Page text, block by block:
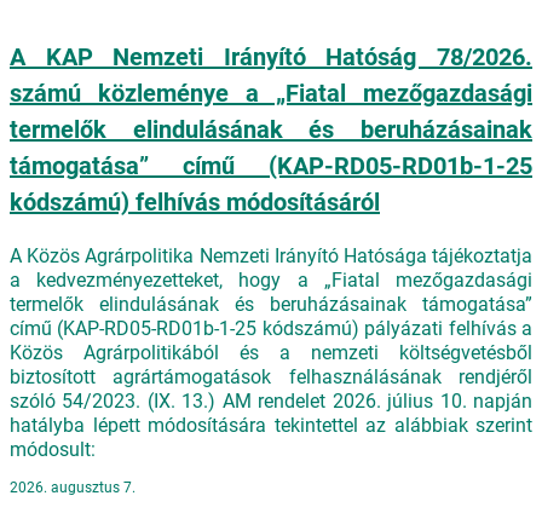
A KAP Nemzeti Irányító Hatóság 78/2026.
számú közleménye a „Fiatal mezőgazdasági
termelők elindulásának és beruházásainak
támogatása” című (KAP-RD05-RD01b-1-25
kódszámú) felhívás módosításáról
A Közös Agrárpolitika Nemzeti Irányító Hatósága tájékoztatja
a kedvezményezetteket, hogy a „Fiatal mezőgazdasági
termelők elindulásának és beruházásainak támogatása”
című (KAP-RD05-RD01b-1-25 kódszámú) pályázati felhívás a
Közös Agrárpolitikából és a nemzeti költségvetésből
biztosított agrártámogatások felhasználásának rendjéről
szóló 54/2023. (IX. 13.) AM rendelet 2026. július 10. napján
hatályba lépett módosítására tekintettel az alábbiak szerint
módosult:
2026. augusztus 7.